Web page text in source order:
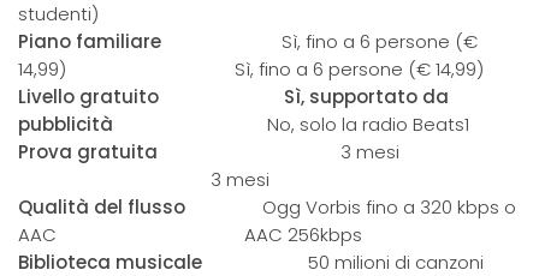
studenti)
Piano familiare Sì, fino a 6 persone (€
14,99) Sì, fino a 6 persone (€ 14,99)
Livello gratuito
Sì, supportato da
pubblicità
No, solo la radio Beats1
Prova gratuita 3 mesi
3 mesi
Qualità del flusso Ogg Vorbis fino a 320 kbps o
AAC AAC 256kbps
Biblioteca musicale 50 milioni di canzoni